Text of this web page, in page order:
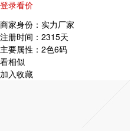
登录看价
商家身份： 实力厂家
注册时间： 2315天
主要属性： 2色6码
看相似
加入收藏